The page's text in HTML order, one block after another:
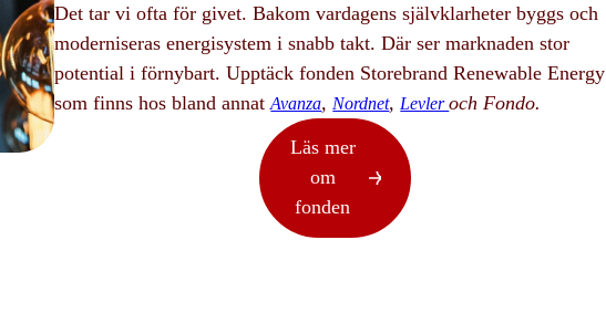
Det tar vi ofta för givet. Bakom vardagens självklarheter byggs och
moderniseras energisystem i snabb takt. Där ser marknaden stor
potential i förnybart. Upptäck fonden Storebrand Renewable Energy
som finns hos bland annatAvanza, Nordnet, Levleroch Fondo.
Läs mer
om
fonden